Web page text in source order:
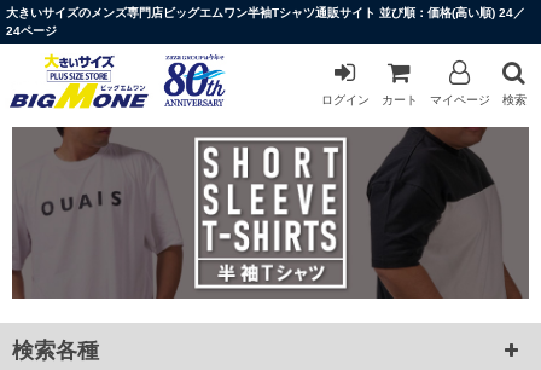
大きいサイズのメンズ専門店ビッグエムワン半袖Tシャツ通販サイト 並び順：価格(高い順) 24／
24ページ
ログイン カート マイページ 検索
検索各種